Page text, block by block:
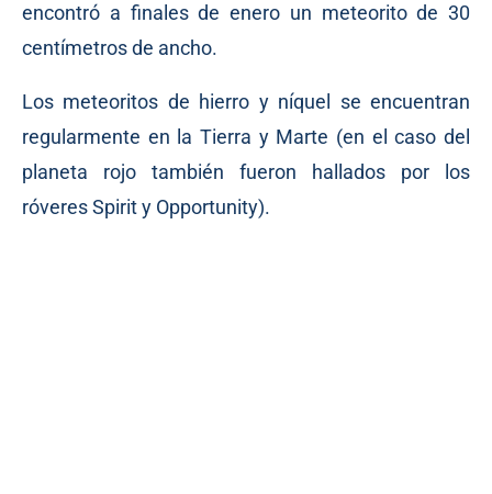
encontró a finales de enero un meteorito de 30
centímetros de ancho.
Los meteoritos de hierro y níquel se encuentran
regularmente en la Tierra y Marte (en el caso del
planeta rojo también fueron hallados por los
róveres Spirit y Opportunity).